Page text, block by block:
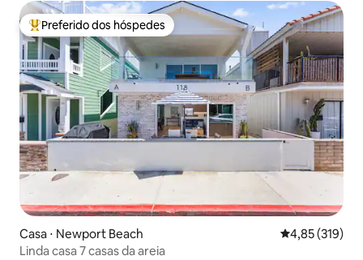
Entre os melhores preferidos dos hóspedes
Preferido dos hóspedes
Casa ⋅ Newport Beach 4,85 de uma
4,85 (319)
Linda casa 7 casas da areia